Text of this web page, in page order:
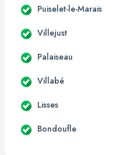
Puiselet-le-Marais
Villejust
Palaiseau
Villabé
Lisses
Bondoufle